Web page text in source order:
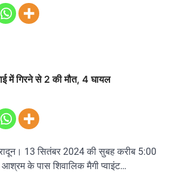
में गिरने से 2 की मौत, 4 घायल
13 सितंबर 2024 की सुबह करीब 5:00
के पास शिवालिक मैगी प्वाइंट…